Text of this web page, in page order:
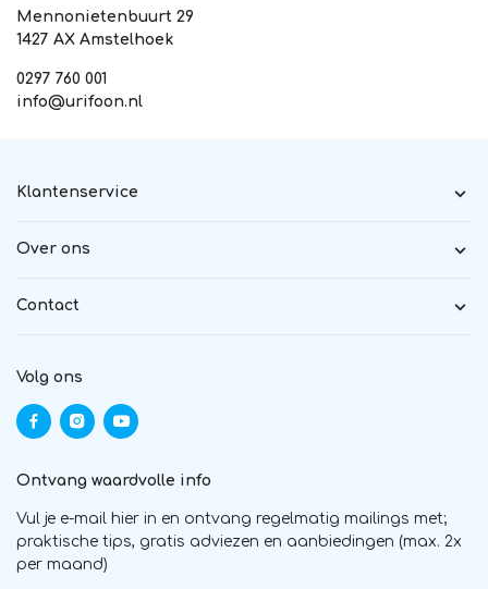
Mennonietenbuurt 29
1427 AX Amstelhoek
0297 760 001
info@urifoon.nl
Klantenservice
Over ons
Contact
Volg ons
Ontvang waardvolle info
Vul je e-mail hier in en ontvang regelmatig mailings met;
praktische tips, gratis adviezen en aanbiedingen (max. 2x
per maand)